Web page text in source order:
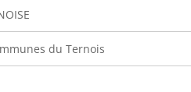
du Ternois